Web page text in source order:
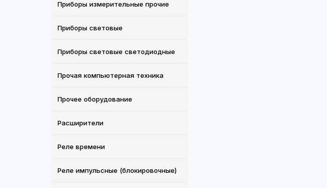
Приборы измерительные прочие
Приборы световые
Приборы световые светодиодные
Прочая компьютерная техника
Прочее оборудование
Расширители
Реле времени
Реле импульсные (блокировочные)